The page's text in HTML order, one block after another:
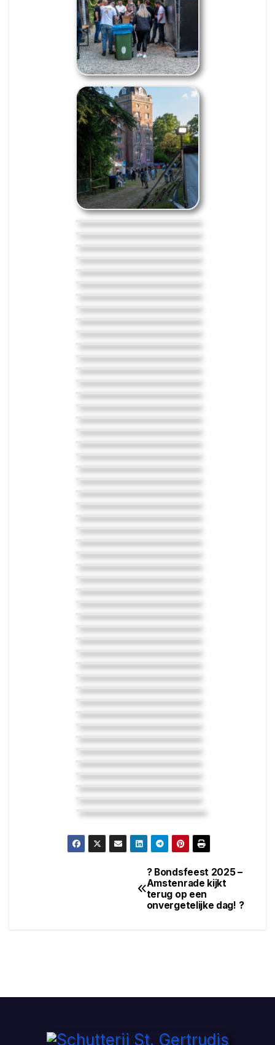
? Bondsfeest 2025 –
Amstenrade kijkt
terug op een
onvergetelijke dag! ?